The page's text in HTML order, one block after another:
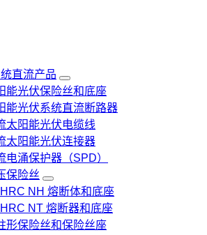
直流产品
能光伏保险丝和底座
能光伏系统直流断路器
太阳能光伏电缆线
太阳能光伏连接器
电涌保护器（SPD）
保险丝
HRC NH 熔断体和底座
HRC NT 熔断器和底座
形保险丝和保险丝座